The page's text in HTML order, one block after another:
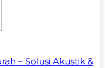
– Solusi Akustik &